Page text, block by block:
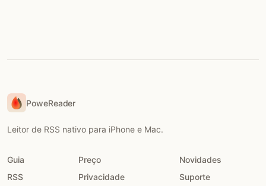
PoweReader
Leitor de RSS nativo para iPhone e Mac.
Guia Preço
Novidades
RSS
Privacidade Suporte